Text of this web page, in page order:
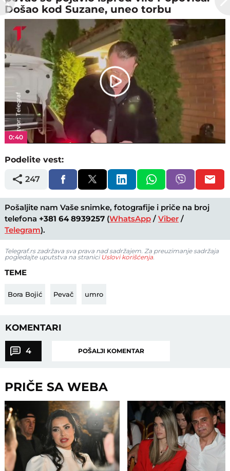
Došao kod Suzane, uneo torbu
Play
Video
0:40
Podelite vest:
247
Pošaljite nam Vaše snimke, fotografije i priče na broj
telefona +381 64 8939257 (WhatsApp /Viber /
Telegram).
Telegraf.rs zadržava sva prava nad sadržajem. Za preuzimanje sadržaja
pogledajte uputstva na stranici Uslovi korišćenja.
TEME
Bora Bojić Pevač umro
KOMENTARI
4 POŠALJI KOMENTAR
PRIČE SA WEBA